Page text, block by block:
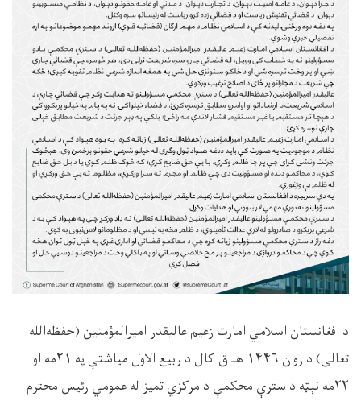
د افغانستان اسلامي امارت زعیم عالیقدر امیرالمؤمنین (حفظه‌الله
تعالی) د روان ۱۴۴۶ هـ ق کال د ربیع الاول میاشتې په ۲۱مه او
۲۲مه نېټه د سترې محکمې د مرکزي تمیز له عمومي رئیس محترم